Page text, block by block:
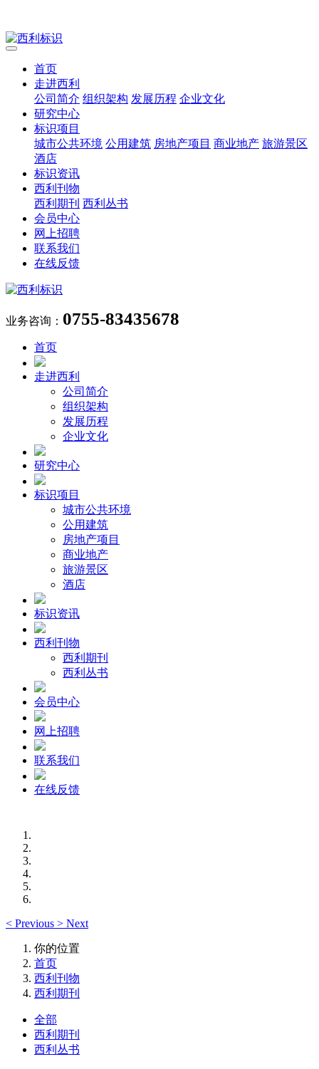
首页
走进西利
公司简介 组织架构 发展历程 企业文化
研究中心
标识项目
城市公共环境 公用建筑 房地产项目 商业地产 旅游景区
酒店
标识资讯
西利刊物
西利期刊 西利丛书
会员中心
网上招聘
联系我们
在线反馈
业务咨询： 0755-83435678
首页
走进西利
公司简介
组织架构
发展历程
企业文化
研究中心
标识项目
城市公共环境
公用建筑
房地产项目
商业地产
旅游景区
酒店
标识资讯
西利刊物
西利期刊
西利丛书
会员中心
网上招聘
联系我们
在线反馈
< Previous > Next
你的位置
首页
西利刊物
西利期刊
全部
西利期刊
西利丛书